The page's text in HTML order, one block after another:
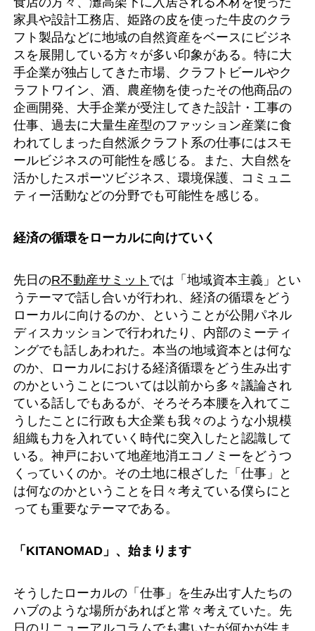
家具や設計工務店、姫路の皮を使った牛皮のクラ
フト製品などに地域の自然資産をベースにビジネ
スを展開している方々が多い印象がある。特に大
手企業が独占してきた市場、クラフトビールやク
ラフトワイン、酒、農産物を使ったその他商品の
企画開発、大手企業が受注してきた設計・工事の
仕事、過去に大量生産型のファッション産業に食
われてしまった自然派クラフト系の仕事にはスモ
ールビジネスの可能性を感じる。また、大自然を
活かしたスポーツビジネス、環境保護、コミュニ
ティー活動などの分野でも可能性を感じる。
経済の循環をローカルに向けていく
先日のR不動産サミット では「地域資本主義」とい
うテーマで話し合いが行われ、経済の循環をどう
ローカルに向けるのか、ということが公開パネル
ディスカッションで行われたり、内部のミーティ
ングでも話しあわれた。本当の地域資本とは何な
のか、ローカルにおける経済循環をどう生み出す
のかということについては以前から多々議論され
ている話しでもあるが、そろそろ本腰を入れてこ
うしたことに行政も大企業も我々のような小規模
組織も力を入れていく時代に突入したと認識して
いる。神戸において地産地消エコノミーをどうつ
くっていくのか。その土地に根ざした「仕事」と
は何なのかということを日々考えている僕らにと
っても重要なテーマである。
「KITANOMAD」、始まります
そうしたローカルの「仕事」を生み出す人たちの
ハブのような場所があればと常々考えていた。先
日のリニューアルコラムでも書いたが何かが生ま